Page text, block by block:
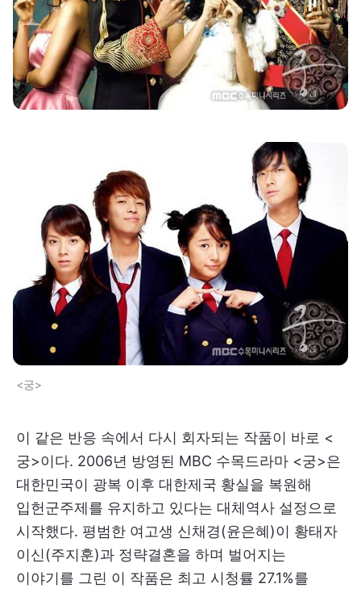
<궁>
이 같은 반응 속에서 다시 회자되는 작품이 바로 <
궁>이다. 2006년 방영된 MBC 수목드라마 <궁>은
대한민국이 광복 이후 대한제국 황실을 복원해
입헌군주제를 유지하고 있다는 대체역사 설정으로
시작했다. 평범한 여고생 신채경(윤은혜)이 황태자
이신(주지훈)과 정략결혼을 하며 벌어지는
이야기를 그린 이 작품은 최고 시청률 27.1%를